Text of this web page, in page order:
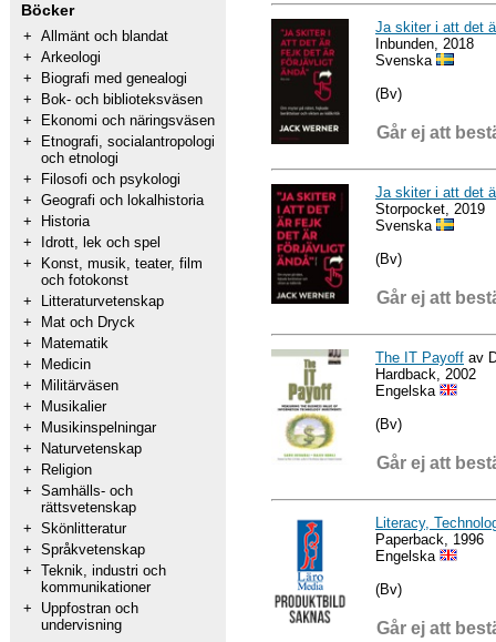
Böcker
+ Allmänt och blandat
+ Arkeologi
+
Biografi med genealogi
+
Bok- och biblioteksväsen
+
Ekonomi och näringsväsen
+
Etnografi, socialantropologi
och etnologi
+
Filosofi och psykologi
+ Geografi och lokalhistoria
+
Historia
+
Idrott, lek och spel
+
Konst, musik, teater, film
och fotokonst
+
Litteraturvetenskap
+
Mat och Dryck
+
Matematik
+
Medicin
+
Militärväsen
+
Musikalier
+
Musikinspelningar
+
Naturvetenskap
+
Religion
+ Samhälls- och
rättsvetenskap
+ Skönlitteratur
+ Språkvetenskap
+ Teknik, industri och
kommunikationer
+
Uppfostran och
undervisning
Ja skiter i att det
Inbunden, 2018
Svenska
(Bv)
Går ej att
Ja skiter i att det
Storpocket, 2019
Svenska
(Bv)
Går ej att
The IT Payoff av
Hardback, 2002
Engelska
(Bv)
Går ej att
Literacy,
Paperback, 1996
Engelska
(Bv)
Går ej att